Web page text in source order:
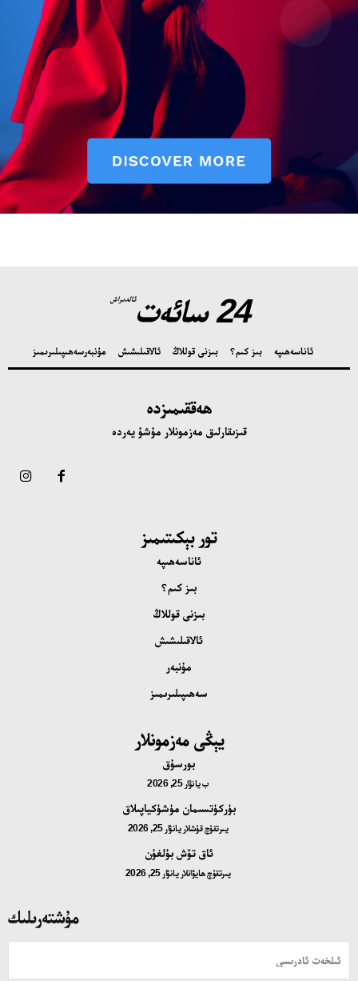
24 سائەت ئالدىراش
ئاناسەھىپە بىز كىم؟ بىزنى قوللاڭ ئالاقىلىشىش مۇنبەرسەھىپىلىرىمىز
ھەققىمىزدە
قىزىقارلىق مەزمونلار مۇشۇ يەردە
تور بېكىتىمىز
ئاناسەھىپە
بىز كىم؟
بىزنى قوللاڭ
ئالاقىلىشىش
مۇنبەر
سەھىپىلىرىمىز
يېڭى مەزمونلار
بورسۇق
بيانۋار 25, 2026
بۈركۈتسىمان مۈشۈكياپىلاق
يىرتقۇچ قۇشلار يانۋار 25, 2026
ئاق تۆش بۇلغۇن
يىرتقۇچ ھايۋانلار يانۋار 25, 2026
مۇشتەرىلىك